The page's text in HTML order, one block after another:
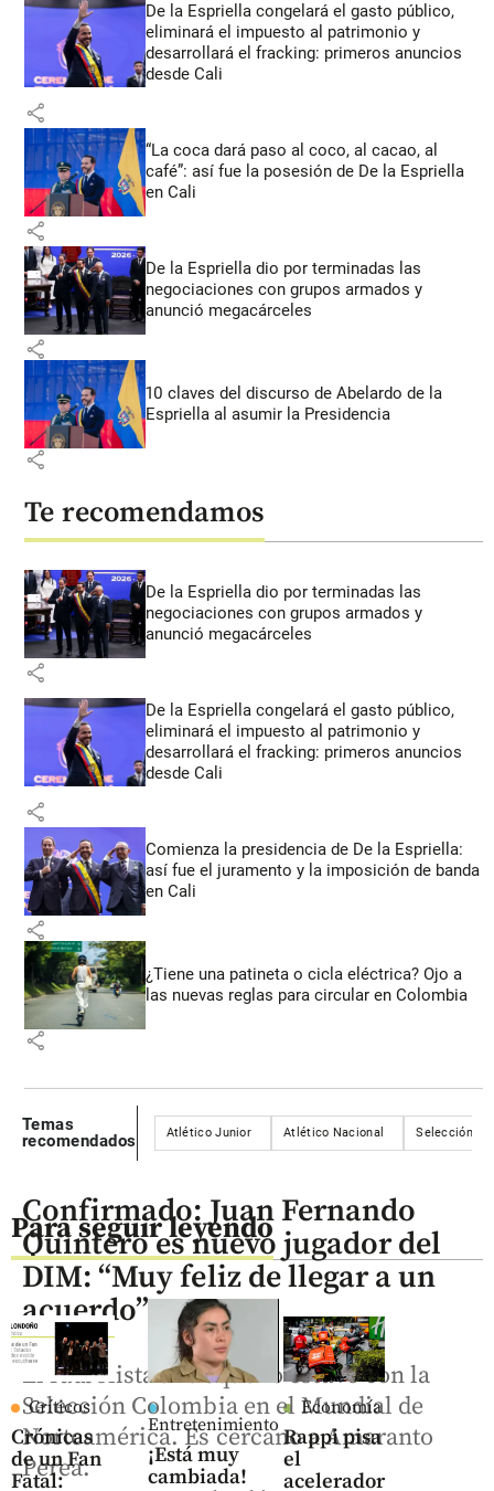
De la Espriella congelará el gasto público,
eliminará el impuesto al patrimonio y
desarrollará el fracking: primeros anuncios
desde Cali
share
“La coca dará paso al coco, al cacao, al
café”: así fue la posesión de De la Espriella
en Cali
share
De la Espriella dio por terminadas las
negociaciones con grupos armados y
anunció megacárceles
share
10 claves del discurso de Abelardo de la
Espriella al asumir la Presidencia
share
Te recomendamos
De la Espriella dio por terminadas las
negociaciones con grupos armados y
anunció megacárceles
share
De la Espriella congelará el gasto público,
eliminará el impuesto al patrimonio y
desarrollará el fracking: primeros anuncios
desde Cali
share
Comienza la presidencia de De la Espriella:
así fue el juramento y la imposición de banda
en Cali
share
¿Tiene una patineta o cicla eléctrica? Ojo a
las nuevas reglas para circular en Colombia
share
Temas
recomendados
Atlético Junior Atlético Nacional Selección
Para seguir leyendo
Críticos
Crónicas
de un Fan
Fatal:
Entretenimiento
¡Está muy
cambiada!
Economía
Rappi pisa
el
acelerador
Confirmado: Juan Fernando
Quintero es nuevo jugador del
DIM: “Muy feliz de llegar a un
acuerdo”
El futbolista antioqueño estuvo con la
Selección Colombia en el Mundial de
Norteamérica. Es cercano a Amaranto
Perea.